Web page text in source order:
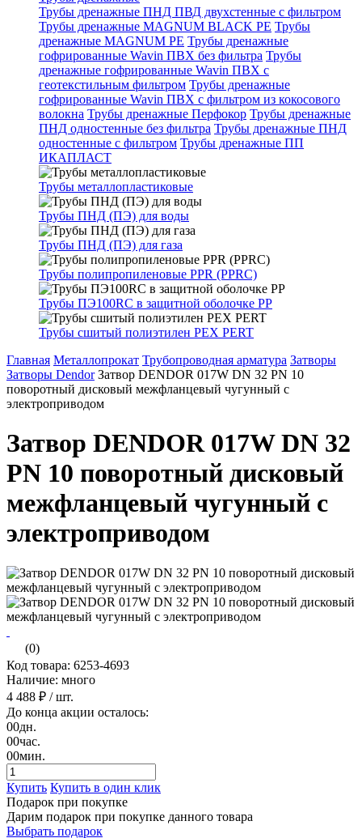
Трубы дренажные ПНД ПВД двухстенные с фильтром
Трубы дренажные MAGNUM BLACK PE Трубы
дренажные MAGNUM PE Трубы дренажные
гофрированные Wavin ПВХ без фильтра Трубы
дренажные гофрированные Wavin ПВХ с
геотекстильным фильтром Трубы дренажные
гофрированные Wavin ПВХ с фильтром из кокосового
волокна Трубы дренажные Перфокор Трубы дренажные
ПНД одностенные без фильтра Трубы дренажные ПНД
одностенные с фильтром Трубы дренажные ПП
ИКАПЛАСТ
Трубы металлопластиковые
Трубы ПНД (ПЭ) для воды
Трубы ПНД (ПЭ) для газа
Трубы полипропиленовые PPR (PPRC)
Трубы ПЭ100RC в защитной оболочке PP
Трубы сшитый полиэтилен PEX PERT
Главная Металлопрокат Трубопроводная арматура Затворы
Затворы Dendor Затвор DENDOR 017W DN 32 PN 10
поворотный дисковый межфланцевый чугунный с
электроприводом
Затвор DENDOR 017W DN 32
PN 10 поворотный дисковый
межфланцевый чугунный с
электроприводом
(0)
Код товара: 6253-4693
Наличие: много
4 488 ₽ / шт.
До конца акции осталось:
00дн.
00час.
00мин.
Купить Купить в один клик
Подарок при покупке
Дарим подарок при покупке данного товара
Выбрать подарок